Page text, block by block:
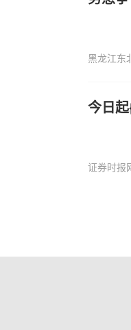
黑龙江东
今日
证券时报